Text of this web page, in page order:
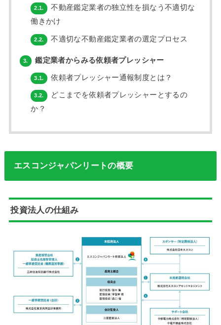
2.1.
不動産鑑定業者の独立性を損なう不適切な
働きかけ
2.2. 不適切な不動産鑑定業者の選定プロセス
3. 鑑定業者からみる依頼者プレッシャー
3.1. 依頼者プレッシャー通報制度とは？
3.2.
どこまでを依頼者プレッシャーとするの
か？
エスコンジャパンリートの概要
投資法人の仕組み